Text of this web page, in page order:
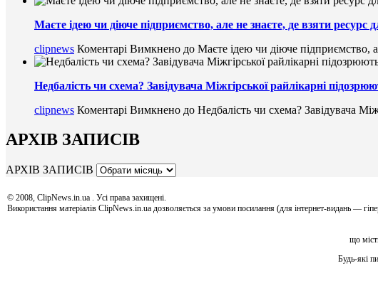
Маєте ідею чи діюче підприємство, але не знаєте, де взяти
clipnews Коментарі Вимкнено до Маєте ідею чи діюче підприємство,
Недбалість чи схема? Завідувача Міжгірської райлікарні
clipnews Коментарі Вимкнено до Недбалість чи схема? Завідувача
АРХІВ ЗАПИСІВ
АРХІВ ЗАПИСІВ
© 2008, ClipNews.in.ua . Усі права захищені.
Використання матеріалів ClipNews.in.ua дозволяється за умови посилання (для інтернет-видань —
що
Будь-які